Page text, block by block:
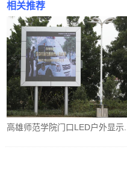
相关推荐
高雄师范学院门口LED户外显示...